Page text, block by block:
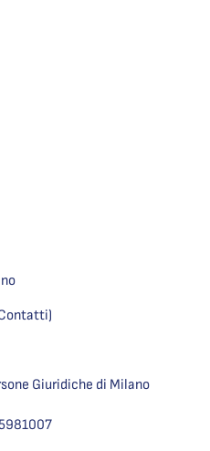
Giuridiche di Milano